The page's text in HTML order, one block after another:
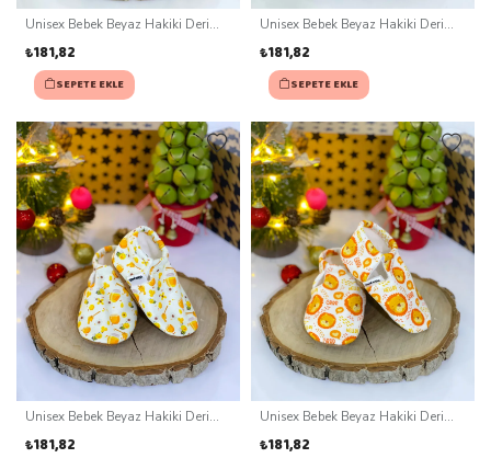
Unisex Bebek Beyaz Hakiki Deri
₺181,82
SEPETE EKLE
Unisex Bebek Beyaz Hakiki Deri
₺181,82
SEPETE EKLE
Unisex Bebek Beyaz Hakiki Deri
₺181,82
Unisex Bebek Beyaz Hakiki Deri
₺181,82